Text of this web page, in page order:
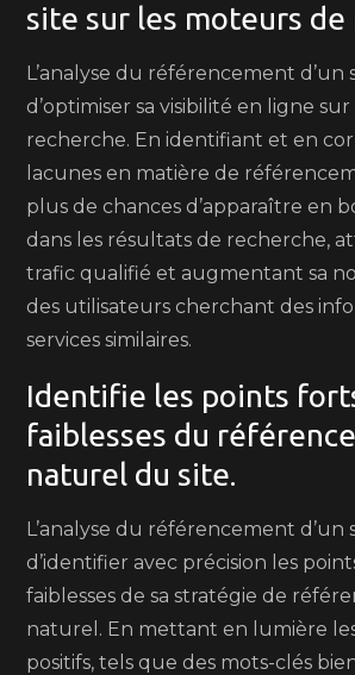
site sur les moteurs de
L’analyse du référencement
d’optimiser sa visibilité en ligne
recherche. En identifiant et en
lacunes en matière de
plus de chances d’apparaître en
dans les résultats de recherche,
trafic qualifié et augmentant sa
des utilisateurs cherchant des
services similaires.
Identifie les points
faiblesses du
naturel du site.
L’analyse du référencement d’un
d’identifier avec précision les
faiblesses de sa stratégie de
naturel. En mettant en lumière
positifs, tels que des mots-clés